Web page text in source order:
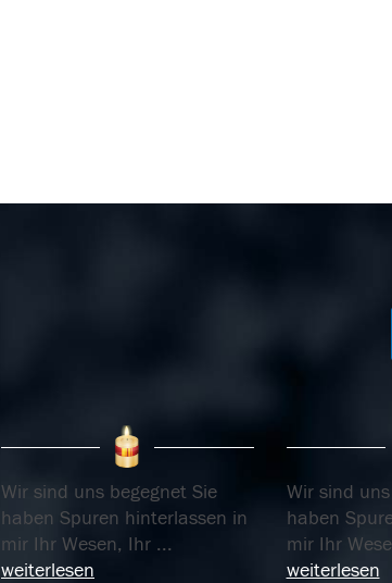
Wir sind uns begegnet Sie
haben Spuren hinterlassen in
mir Ihr Wesen, Ihr ...
weiterlesen
Wir sind
haben
mir Ihr
weiterlesen